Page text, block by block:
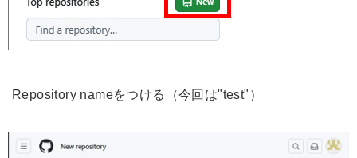
Repository nameをつける（今回は"test"）